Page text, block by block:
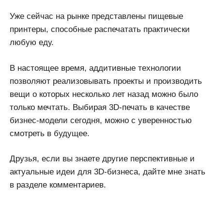
Уже сейчас на рынке представлены пищевые
принтеры, способные распечатать практически
любую еду.
В настоящее время, аддитивные технологии
позволяют реализовывать проекты и производить
вещи о которых несколько лет назад можно было
только мечтать. Выбирая 3D-печать в качестве
бизнес-модели сегодня, можно с уверенностью
смотреть в будущее.
Друзья, если вы знаете другие перспективные и
актуальные идеи для 3D-бизнеса, дайте мне знать
в разделе комментариев.